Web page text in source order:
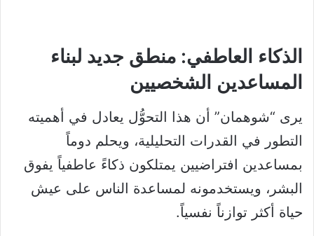
الذكاء العاطفي: منطق جديد لبناء
المساعدين الشخصيين
يرى “شوهمان” أن هذا التحوُّل يعادل في أهميته
التطور في القدرات التحليلية، ويحلم دوماً
بمساعدين افتراضيين يمتلكون ذكاءً عاطفياً يفوق
البشر، ويستخدمونه لمساعدة الناس على عيش
حياة أكثر توازناً نفسياً.